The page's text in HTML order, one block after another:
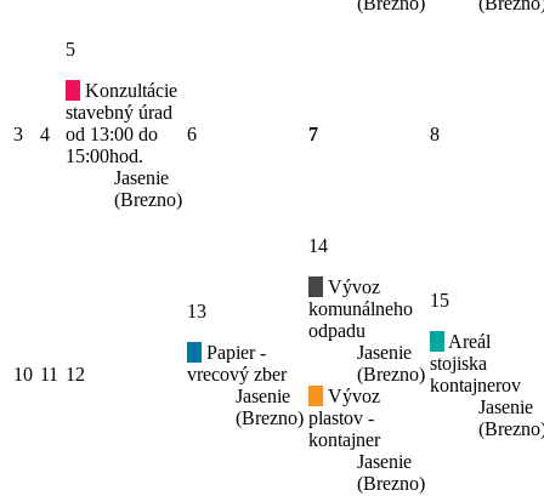
3 4
5
Konzultácie
stavebný úrad
od 13:00 do
15:00hod.
Jasenie
(Brezno)
6 7 8
10 11 12
13
Papier -
vrecový zber
Jasenie
(Brezno)
14
Vývoz
komunálneho
odpadu
Jasenie
(Brezno)
Vývoz
plastov -
kontajner
Jasenie
(Brezno)
15
Areál
stojiska
kontajnerov
Jasenie